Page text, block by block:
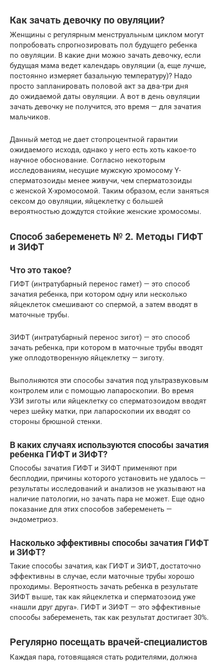
Как зачать девочку по овуляции?
Женщины с регулярным менструальным циклом могут
попробовать спрогнозировать пол будущего ребенка
по овуляции. В какие дни можно зачать девочку, если
будущая мама ведет календарь овуляции (а, еще лучше,
постоянно измеряет базальную температуру)? Надо
просто запланировать половой акт за два-три дня
до ожидаемой даты овуляции. А вот в день овуляции
зачать девочку не получится, это время — для зачатия
мальчиков.
Данный метод не дает стопроцентной гарантии
ожидаемого исхода, однако у него есть хоть какое-то
научное обоснование. Согласно некоторым
исследованиям, несущие мужскую хромосому Y-
сперматозоиды менее живучи, чем сперматозоиды
с женской X-хромосомой. Таким образом, если заняться
сексом до овуляции, яйцеклетку с большей
вероятностью дождутся стойкие женские хромосомы.
Способ забеременеть № 2. Методы ГИФТ
и ЗИФТ
Что это такое?
ГИФТ (интратубарный перенос гамет) — это способ
зачатия ребенка, при котором одну или несколько
яйцеклеток смешивают со спермой, а затем вводят в
маточные трубы.
ЗИФТ (интратубарный перенос зигот) — это способ
зачать ребенка, при котором в маточные трубы вводят
уже оплодотворенную яйцеклетку — зиготу.
Выполняются эти способы зачатия под ультразвуковым
контролем или с помощью лапароскопии. Во время
УЗИ зиготы или яйцеклетку со сперматозоидом вводят
через шейку матки, при лапароскопии их вводят со
стороны брюшной стенки.
В каких случаях используются способы зачатия
ребенка ГИФТ и ЗИФТ?
Способы зачатия ГИФТ и ЗИФТ применяют при
бесплодии, причины которого установить не удалось —
результаты исследований и анализов не указывают на
наличие патологии, но зачать пара не может. Еще одно
показание для этих способов забеременеть —
эндометриоз.
Насколько эффективны способы зачатия ГИФТ
и ЗИФТ?
Такие способы зачатия, как ГИФТ и ЗИФТ, достаточно
эффективны в случае, если маточные трубы хорошо
проходимы. Вероятность зачать ребенка в результате
ЗИФТ выше, так как яйцеклетка и сперматозоид уже
«нашли друг друга». ГИФТ и ЗИФТ — это эффективные
способы забеременеть, так как результат достигает 30%.
Регулярно посещать врачей-специалистов
Каждая пара, готовящаяся стать родителями, должна